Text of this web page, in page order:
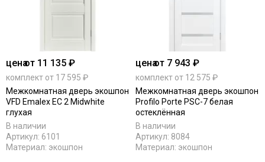
ценаот 11 135 ₽
комплект от 17 595 ₽
Межкомнатная дверь экошпон
VFD Emalex EC 2 Midwhite
глухая
В наличии
Артикул: 6101
Материал: экошпон
ценаот 7 943 ₽
комплект от 12 575 ₽
Межкомнатная дверь экошпон
Profilo Porte PSC-7 белая
остеклённая
В наличии
Артикул: 8084
Материал: экошпон